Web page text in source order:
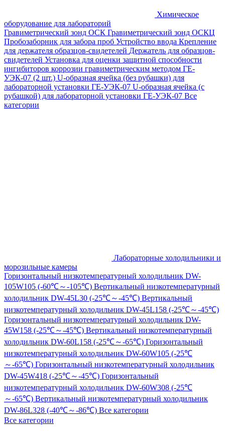
Химическое
оборудование для лабораторий
Гравиметрический зонд ОСК Гравиметрический зонд ОСКЦ
Пробозаборник для забора проб Устройство ввода Крепление
для держателя образцов-свидетелей Держатель для образцов-
свидетелей Установка для оценки защитной способности
ингибиторов коррозии гравиметрическим методом ГЕ-
УЭК-07 (2 шт.) U-образная ячейка (без рубашки) для
лабораторной установки ГЕ-УЭК-07 U-образная ячейка (с
рубашкой) для лабораторной установки ГЕ-УЭК-07 Все
категории
Лабораторные холодильники и
морозильные камеры
Горизонтальный низкотемпературный холодильник DW-
105W105 (-60℃～-105℃) Вертикальный низкотемпературный
холодильник DW-45L30 (-25℃～-45℃) Вертикальный
низкотемпературный холодильник DW-45L158 (-25℃～-45℃)
Горизонтальный низкотемпературный холодильник DW-
45W158 (-25℃～-45℃) Вертикальный низкотемпературный
холодильник DW-60L158 (-25℃～-65℃) Горизонтальный
низкотемпературный холодильник DW-60W105 (-25℃
～-65℃) Горизонтальный низкотемпературный холодильник
DW-45W418 (-25℃～-45℃) Горизонтальный
низкотемпературный холодильник DW-60W308 (-25℃
～-65℃) Вертикальный низкотемпературный холодильник
DW-86L328 (-40℃～-86℃) Все категории
Все категории